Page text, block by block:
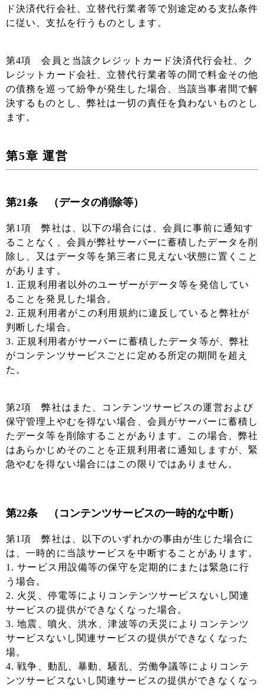
ド決済代行会社、立替代行業者等で別途定める支払条件
に従い、支払を行うものとします。
第4項 会員と当該クレジットカード決済代行会社、ク
レジットカード会社、立替代行業者等の間で料金その他
の債務を巡って紛争が発生した場合、当該当事者間で解
決するものとし、弊社は一切の責任を負わないものとし
ます。
第5章 運営
第21条 （データの削除等）
第1項 弊社は、以下の場合には、会員に事前に通知す
ることなく、会員が弊社サーバーに蓄積したデータを削
除し、又はデータ等を第三者に見えない状態に置くこと
があります。
1. 正規利用者以外のユーザーがデータ等を発信してい
ることを発見した場合。
2. 正規利用者がこの利用規約に違反していると弊社が
判断した場合。
3. 正規利用者がサーバーに蓄積したデータ等が、弊社
がコンテンツサービスごとに定める所定の期間を超え
た。
第2項 弊社はまた、コンテンツサービスの運営および
保守管理上やむを得ない場合、会員がサーバーに蓄積し
たデータ等を削除することがあります。この場合、弊社
はあらかじめそのことを正規利用者に通知しますが、緊
急やむを得ない場合にはこの限りではありません。
第22条 （コンテンツサービスの一時的な中断）
第1項 弊社は、以下のいずれかの事由が生じた場合に
は、一時的に当該サービスを中断することがあります。
1. サービス用設備等の保守を定期的にまたは緊急に行
う場合。
2. 火災、停電等によりコンテンツサービスないし関連
サービスの提供ができなくなった場合。
3. 地震、噴火、洪水、津波等の天災によりコンテンツ
サービスないし関連サービスの提供ができなくなった
場。
4. 戦争、動乱、暴動、騒乱、労働争議等によりコンテ
ンツサービスないし関連サービスの提供ができなくなっ